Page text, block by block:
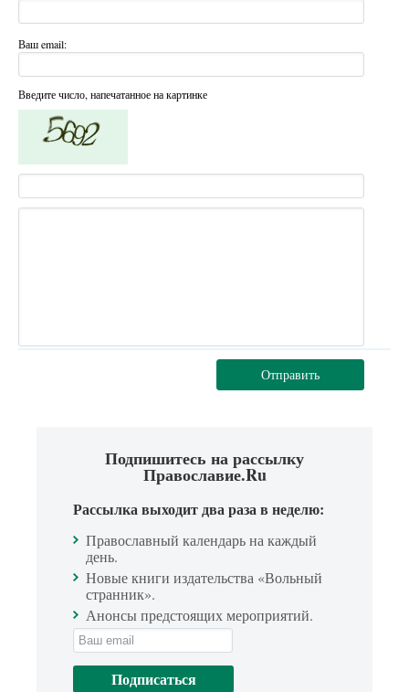
Ваш email:
Введите число, напечатанное на картинке
Отправить
Подпишитесь на рассылку
Православие.Ru
Рассылка выходит два раза в неделю:
Православный календарь на каждый
день.
Новые книги издательства «Вольный
странник».
Анонсы предстоящих мероприятий.